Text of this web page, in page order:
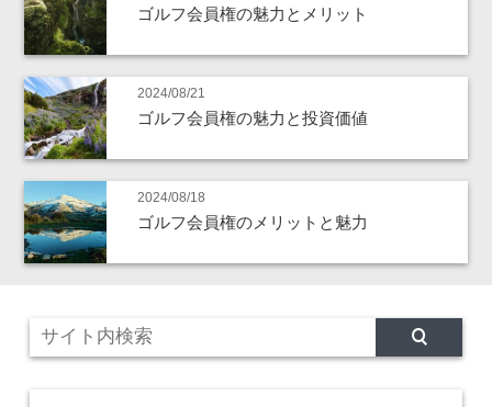
ゴルフ会員権の魅力とメリット
2024/08/21
ゴルフ会員権の魅力と投資価値
2024/08/18
ゴルフ会員権のメリットと魅力